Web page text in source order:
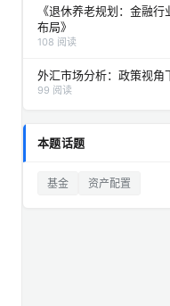
《退休养老规划：金融
布局》
108 阅读
外汇市场分析：政策视角
99 阅读
本题话题
基金 资产配置